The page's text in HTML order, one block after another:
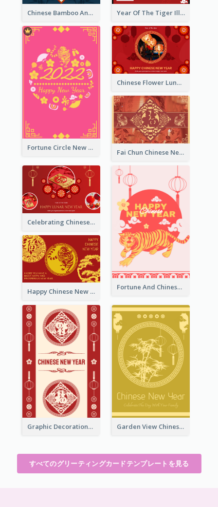
Chinese Bamboo And Lanterns New Year Greeting Card Year Of The Tiger Illustration Chinese New Year Greeting Card
Fortune Circle New Year Greeting Card
Chinese Flower Lunar New Year Greeting Card
Fai Chun Chinese New Year Greeting Card
Celebrating Chinese New Year Greeting Card
Fortune And Chinese New Year Greeting Card
Happy Chinese New Year Greeting Card With Circle illustrations
Graphic Decorations Chinese New Year Greeting Card Garden View Chinese New Year Greeting Card
すべてのグリーティングカードテンプレートを見る